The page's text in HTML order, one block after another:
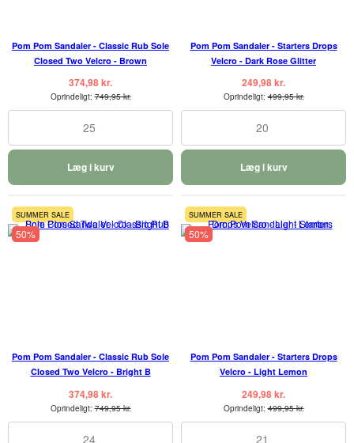
Pom Pom Sandaler - Classic Rub Sole
Closed Two Velcro - Brown
374,98 kr.
Oprindeligt:749,95 kr.
25
Læg i kurv
Pom Pom Sandaler - Starters Drops
Velcro - Dark Rose Glitter
249,98 kr.
Oprindeligt:499,95 kr.
20
Læg i kurv
SUMMER SALE
50%
Pom Pom Sandaler - Classic Rub Sole
Closed Two Velcro - Bright B
374,98 kr.
Oprindeligt:749,95 kr.
24
SUMMER SALE
50%
Pom Pom Sandaler - Starters Drops
Velcro - Light Lemon
249,98 kr.
Oprindeligt:499,95 kr.
21